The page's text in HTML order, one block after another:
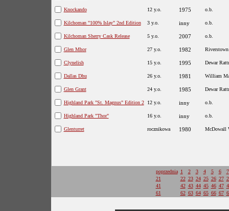
Knockando 12 y.o. 1975 o.b.
Kilchoman "100% Islay" 2nd Edition 3 y.o. inny o.b.
Kilchoman Sherry Cask Release 5 y.o. 2007 o.b.
Glen Mhor 27 y.o. 1982 Riverstown
Clynelish 15 y.o. 1995 Dewar
Dallas Dhu 26 y.o. 1981 William
Glen Grant 24 y.o. 1985 Dewar
Highland Park "St. Magnus" Edition 2 12 y.o. inny o.b.
Highland Park "Thor" 16 y.o. inny o.b.
Glenturret rocznikowa 1980 McDowall
poprzednia 1 2 3 4 5 6
7
21
22 23 24 25 26 27
41
42 43 44 45 46 47
61
62 63 64 65 66 67